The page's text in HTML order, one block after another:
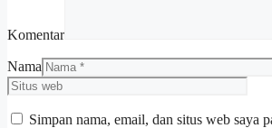
Komentar
Nama
Simpan nama, email, dan situs web saya